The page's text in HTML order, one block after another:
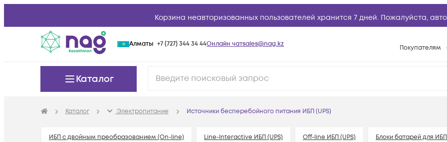
Корзина неавторизованных пользователей хранится 7 дней. Пожалуйста,
Алматы +7 (727) 344 34 44Онлайн чатsales@nag.kz Покупателям
Вопросы и
Каталог
Каталог Электропитание Источники бесперебойного питания ИБП (UPS)
ИБП с двойным преобразованием (On-line) Line-Interactive ИБП (UPS) Off-line ИБП (UPS) Блоки батарей для ИБП